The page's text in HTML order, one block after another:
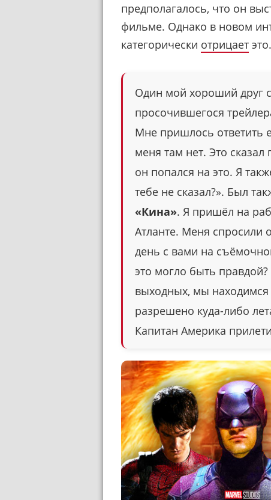
предполагалось, что он
фильме. Однако в новом
категорически отрицает это.
Один мой хороший друг
просочившегося
Мне пришлось ответить
меня там нет. Это
он попался на это. Я
тебе не сказал?». Был
«Кина». Я пришёл на
Атланте. Меня спросили
день с вами на
это могло быть
выходных, мы
разрешено куда-либо
Капитан Америка